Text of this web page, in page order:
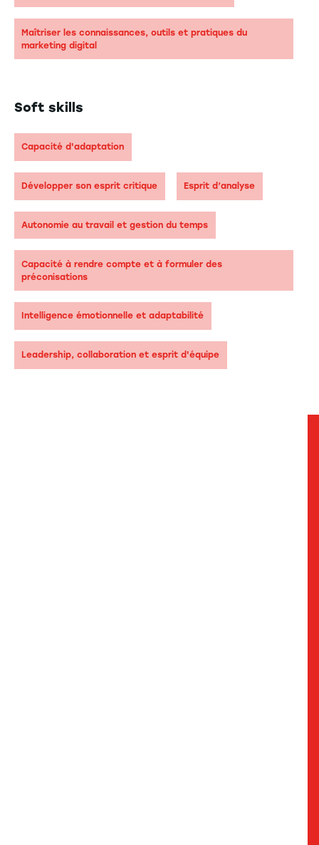
Maîtriser les connaissances, outils et pratiques du
marketing digital
Soft skills
Capacité d'adaptation
Développer son esprit critique Esprit d’analyse
Autonomie au travail et gestion du temps
Capacité à rendre compte et à formuler des
préconisations
Intelligence émotionnelle et adaptabilité
Leadership, collaboration et esprit d'équipe